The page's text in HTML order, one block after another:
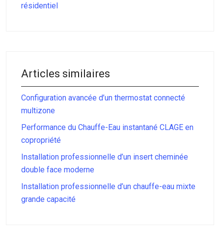
résidentiel
Articles similaires
Configuration avancée d’un thermostat connecté
multizone
Performance du Chauffe-Eau instantané CLAGE en
copropriété
Installation professionnelle d’un insert cheminée
double face moderne
Installation professionnelle d’un chauffe-eau mixte
grande capacité